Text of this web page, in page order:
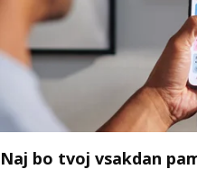
Naj bo tvoj vsakdan